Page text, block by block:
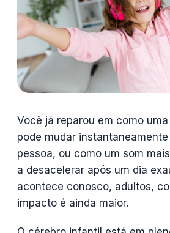
Você já reparou em como
pode mudar
pessoa, ou como um som
a desacelerar após um dia
acontece conosco, adultos,
impacto é ainda maior.